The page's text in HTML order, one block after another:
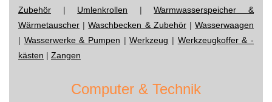
Zubehör | Umlenkrollen |Warmwasserspeicher &
Wärmetauscher |Waschbecken & Zubehör|Wasserwaagen
| Wasserwerke & Pumpen |Werkzeug | Werkzeugkoffer & -
kästen | Zangen
Computer & Technik